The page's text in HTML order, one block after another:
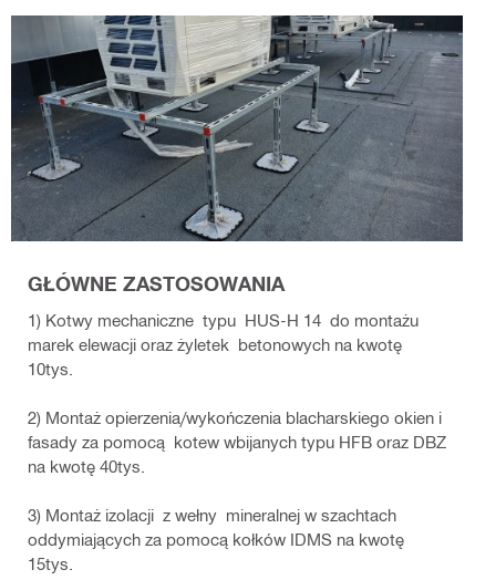
GŁÓWNE ZASTOSOWANIA
1) Kotwy mechaniczne typu HUS-H 14 do montażu
marek elewacji oraz żyletek betonowych na kwotę
10tys.
2) Montaż opierzenia/wykończenia blacharskiego okien i
fasady za pomocą kotew wbijanych typu HFB oraz DBZ
na kwotę 40tys.
3) Montaż izolacji z wełny mineralnej w szachtach
oddymiających za pomocą kołków IDMS na kwotę
15tys.